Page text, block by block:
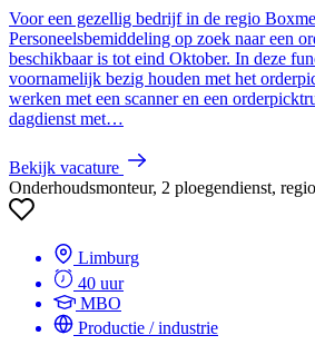
Voor een gezellig bedrijf in de regio
Personeelsbemiddeling op zoek naar een
beschikbaar is tot eind Oktober. In deze
voornamelijk bezig houden met het
werken met een scanner en een
dagdienst met…
Bekijk vacature
Onderhoudsmonteur, 2 ploegendienst,
Limburg
40 uur
MBO
Productie / industrie